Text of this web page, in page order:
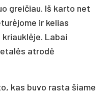
greičiau. Iš karto net
ir kelias
Labai
atrodė
kas buvo rasta šiame